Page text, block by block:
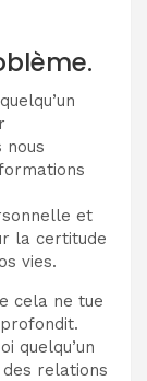
nous
et
la certitude
vies.
cela ne tue
quelqu’un
relations